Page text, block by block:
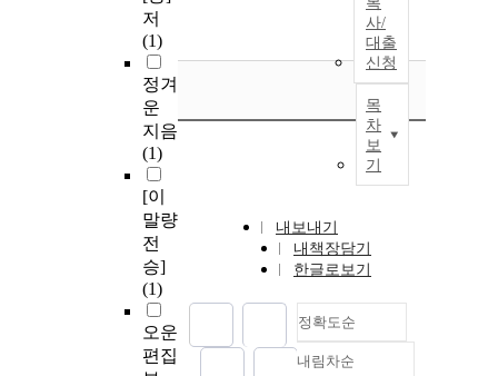
저
(1)
정겨
운
지음
(1)
[이
말량
전
승]
(1)
오운
편집
사/
대출
신청
목
차
보
기
내보내기
내책장담기
한글로보기
정확도순
정확도
내림차순